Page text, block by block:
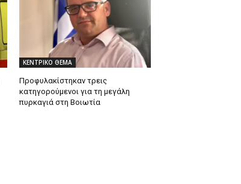
ΚΕΝΤΡΙΚΟ ΘΕΜΑ
Προφυλακίστηκαν τρεις
κατηγορούμενοι για τη μεγάλη
πυρκαγιά στη Βοιωτία